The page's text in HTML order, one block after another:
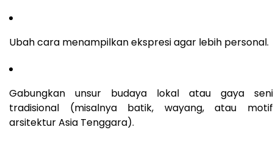
Ubah cara menampilkan ekspresi agar lebih personal.
Gabungkan unsur budaya lokal atau gaya seni
tradisional (misalnya batik, wayang, atau motif
arsitektur Asia Tenggara).